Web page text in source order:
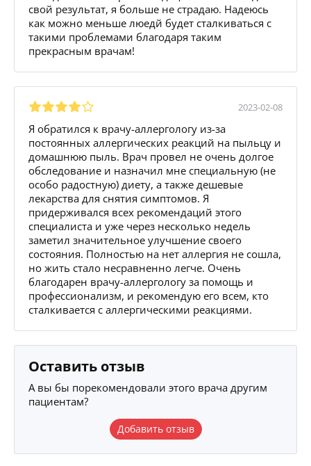
свой результат, я больше не страдаю. Надеюсь
как можно меньше люедй будет сталкиваться с
такими проблемами благодаря таким
прекрасным врачам!
2023-02-08
Я обратился к врачу-аллергологу из-за
постоянных аллергических реакций на пыльцу и
домашнюю пыль. Врач провел не очень долгое
обследование и назначил мне специальную (не
особо радостную) диету, а также дешевые
лекарства для снятия симптомов. Я
придерживался всех рекомендаций этого
специалиста и уже через несколько недель
заметил значительное улучшение своего
состояния. Полностью на нет аллергия не сошла,
но жить стало несравненно легче. Очень
благодарен врачу-аллергологу за помощь и
профессионализм, и рекомендую его всем, кто
сталкивается с аллергическими реакциями.
Оставить отзыв
А вы бы порекомендовали этого врача другим
пациентам?
Добавить отзыв